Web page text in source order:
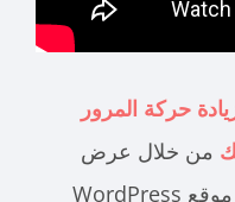
حركة المرور
خلال عرض
أنشطة الإثبات الاجتماعي على موقع WordPress